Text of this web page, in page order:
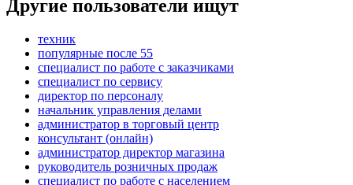
Другие пользователи ищут
техник
популярные после 55
специалист по работе с заказчиками
специалист по сервису
директор по персоналу
начальник управления делами
администратор в торговый центр
консультант (онлайн)
администратор директор магазина
руководитель розничных продаж
специалист по работе с населением